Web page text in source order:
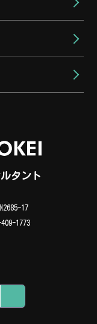
）
タント
17
1773